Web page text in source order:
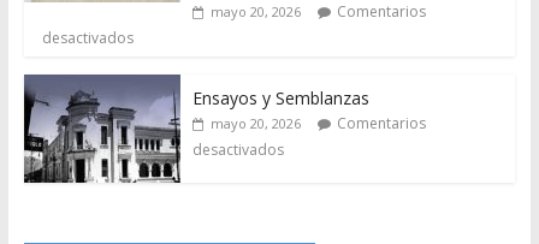
mayo 20, 2026
Comentarios
desactivados
Ensayos y Semblanzas
mayo 20, 2026
Comentarios
desactivados